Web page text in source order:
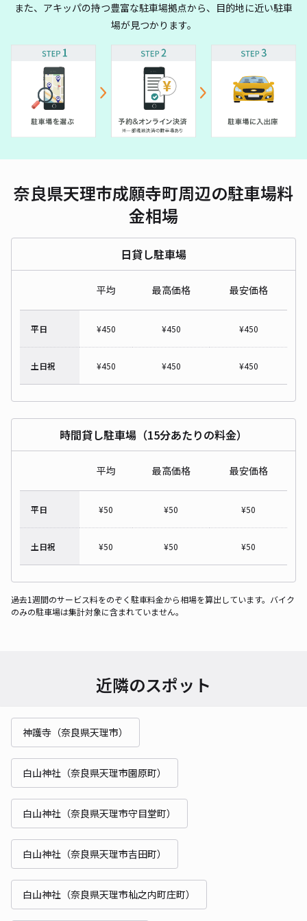
また、アキッパの持つ豊富な駐車場拠点から、目的地に近い駐車
場が見つかります。
奈良県天理市成願寺町周辺の駐車場料
金相場
日貸し駐車場
平均 最高価格 最安価格
平日 ¥450 ¥450 ¥450
土日祝 ¥450 ¥450 ¥450
時間貸し駐車場（15分あたりの料金）
平均 最高価格 最安価格
平日 ¥50 ¥50 ¥50
土日祝 ¥50 ¥50 ¥50
過去1週間のサービス料をのぞく駐車料金から相場を算出しています。バイク
のみの駐車場は集計対象に含まれていません。
近隣のスポット
神護寺（奈良県天理市）
白山神社（奈良県天理市園原町）
白山神社（奈良県天理市守目堂町）
白山神社（奈良県天理市吉田町）
白山神社（奈良県天理市杣之内町庄町）